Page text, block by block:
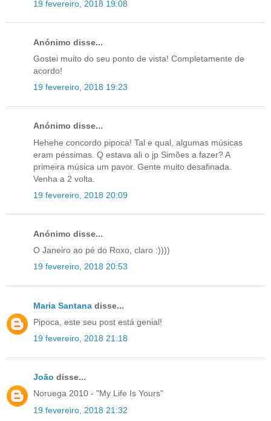
19 fevereiro, 2018 19:08
Anónimo disse...
Gostei muito do seu ponto de vista! Completamente de
acordo!
19 fevereiro, 2018 19:23
Anónimo disse...
Hehehe concordo pipoca! Tal e qual, algumas músicas
eram péssimas. Q estava ali o jp Simões a fazer? A
primeira música um pavor. Gente muito desafinada.
Venha a 2 volta.
19 fevereiro, 2018 20:09
Anónimo disse...
O Janeiro ao pé do Roxo, claro :))))
19 fevereiro, 2018 20:53
Maria Santana disse...
Pipoca, este seu post está genial!
19 fevereiro, 2018 21:18
João disse...
Noruega 2010 - "My Life Is Yours"
19 fevereiro, 2018 21:32